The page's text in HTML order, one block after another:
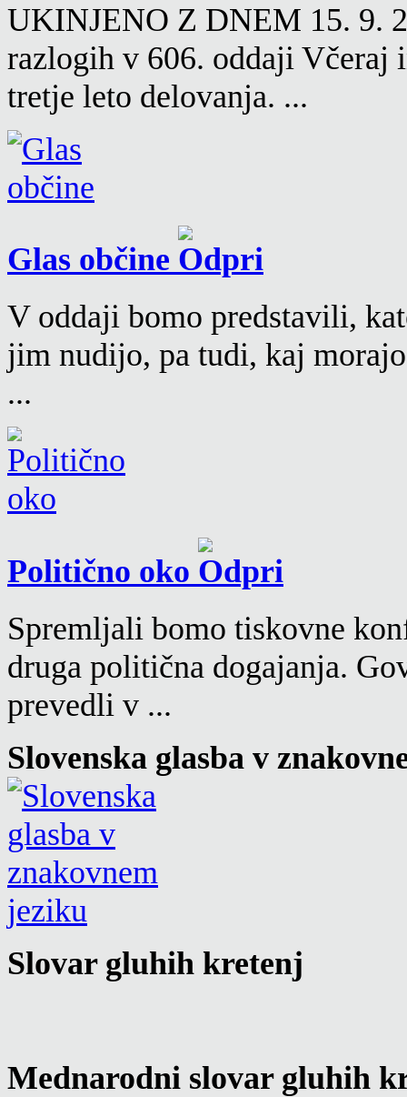
UKINJENO Z DNEM 15. 9.
razlogih v 606. oddaji Včeraj
tretje leto delovanja. ...
Glas občine
V oddaji bomo predstavili,
jim nudijo, pa tudi, kaj
...
Politično oko
Spremljali bomo tiskovne
druga politična dogajanja.
prevedli v ...
Slovenska glasba v
Slovar gluhih kretenj
Mednarodni slovar gluhih